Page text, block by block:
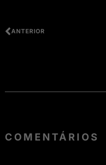
ANTERIOR
COMENTÁRIOS